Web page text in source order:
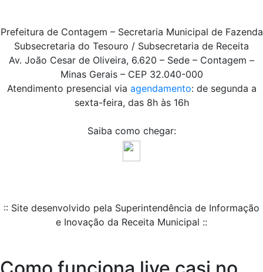
Prefeitura de Contagem – Secretaria Municipal de Fazenda
Subsecretaria do Tesouro / Subsecretaria de Receita
Av. João Cesar de Oliveira, 6.620 – Sede – Contagem –
Minas Gerais – CEP 32.040-000
Atendimento presencial via agendamento: de segunda a
sexta-feira, das 8h às 16h
Saiba como chegar:
:: Site desenvolvido pela Superintendência de Informação
e Inovação da Receita Municipal ::